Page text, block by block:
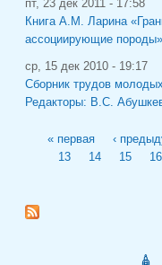
пт, 23 дек 2011 - 17:58
Книга А.М. Ларина
ассоциирующие породы»
ср, 15 дек 2010 - 19:17
Сборник трудов
Редакторы: В.С.
« первая ‹
13
14 15 16